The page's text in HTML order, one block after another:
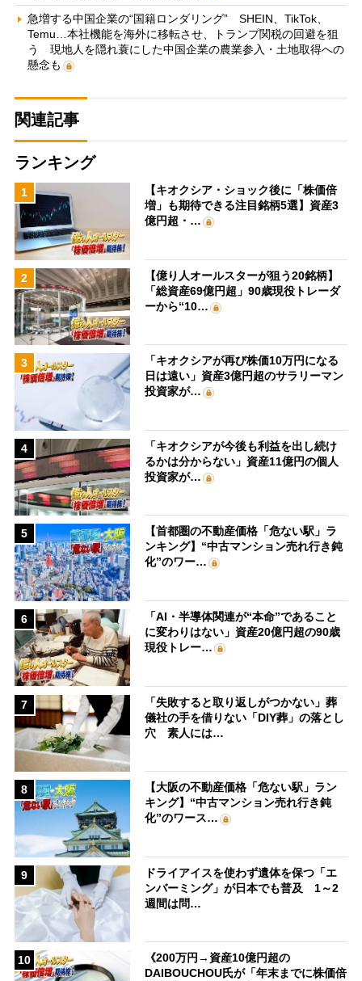
急増する中国企業の“国籍ロンダリング” SHEIN、TikTok、
Temu…本社機能を海外に移転させ、トランプ関税の回避を狙
う 現地人を隠れ蓑にした中国企業の農業参入・土地取得への
懸念も
関連記事
ランキング
1
【キオクシア・ショック後に「株価倍
増」も期待できる注目銘柄5選】資産3
億円超・…
2
【億り人オールスターが狙う20銘柄】
「総資産69億円超」90歳現役トレーダ
ーから“10…
3
「キオクシアが再び株価10万円になる
日は遠い」資産3億円超のサラリーマン
投資家が…
4
「キオクシアが今後も利益を出し続け
るかは分からない」資産11億円の個人
投資家が…
5
【首都圏の不動産価格「危ない駅」ラ
ンキング】“中古マンション売れ行き鈍
化”のワー…
6
「AI・半導体関連が“本命”であること
に変わりはない」資産20億円超の90歳
現役トレー…
7
「失敗すると取り返しがつかない」葬
儀社の手を借りない「DIY葬」の落とし
穴 素人には…
8
【大阪の不動産価格「危ない駅」ラン
キング】“中古マンション売れ行き鈍
化”のワース…
9
ドライアイスを使わず遺体を保つ「エ
ンバーミング」が日本でも普及 1～2
週間は問…
10
《200万円→資産10億円超の
DAIBOUCHOU氏が「年末までに株価倍